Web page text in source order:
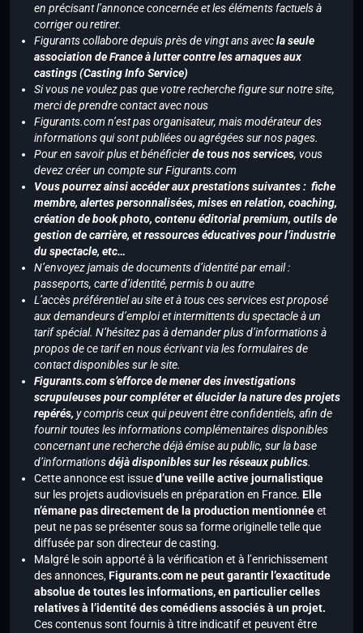
en précisant l’annonce concernée et les éléments factuels à
corriger ou retirer.
Figurants collabore depuis près de vingt ans avecla seule
association de France à lutter contre les arnaques aux
castings (Casting Info Service)
Si vous ne voulez pas que votre recherche figure sur notre site,
merci de prendre contact avec nous
Figurants.com n’est pas organisateur, mais modérateur des
informations qui sont publiées ou agrégées sur nos pages.
Pour en savoir plus et bénéficierde tous nos services, vous
devez créer un compte sur Figurants.com
Vous pourrez ainsi accéder aux prestations suivantes : fiche
membre, alertes personnalisées, mises en relation, coaching,
création de book photo, contenu éditorial premium, outils de
gestion de carrière, et ressources éducatives pour l’industrie
du spectacle, etc…
N’envoyez jamais de documents d’identité par email :
passeports, carte d’identité, permis b ou autre
L’accès préférentiel au site et à tous ces services est proposé
aux demandeurs d’emploi et intermittents du spectacle à un
tarif spécial. N’hésitez pas à demander plus d’informations à
propos de ce tarif en nous écrivant via les formulaires de
contact disponibles sur le site.
Figurants.com s’efforce de mener des investigations
scrupuleuses pour compléter et élucider la nature des projets
repérés, y compris ceux qui peuvent être confidentiels, afin de
fournir toutes les informations complémentaires disponibles
concernant une recherche déjà émise au public, sur la base
d’informationsdéjà disponibles sur les réseaux publics.
Cette annonce est issued’une veille active journalistique
sur les projets audiovisuels en préparation en France. Elle
n’émane pas directement de la production mentionnéeet
peut ne pas se présenter sous sa forme originelle telle que
diffusée par son directeur de casting.
Malgré le soin apporté à la vérification et à l’enrichissement
des annonces,Figurants.com ne peut garantir l’exactitude
absolue de toutes les informations, en particulier celles
relatives à l’identité des comédiens associés à un projet.
Ces contenus sont fournis à titre indicatif et peuvent être